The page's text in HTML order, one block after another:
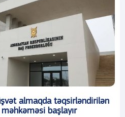
almaqda təqsirləndirilən
başlayır